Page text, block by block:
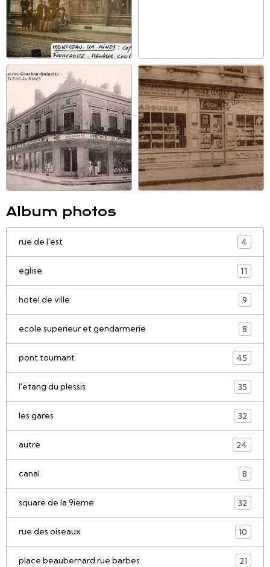
Album photos
rue de l'est 4
eglise 11
hotel de ville 9
ecole superieur et gendarmerie 8
pont tournant 45
l'etang du plessis 35
les gares 32
autre 24
canal 8
square de la 9ieme 32
rue des oiseaux 10
place beaubernard rue barbes 21